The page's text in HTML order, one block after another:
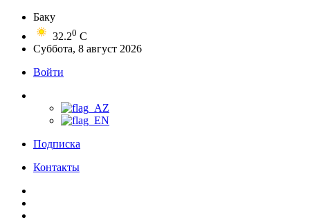
Баку
32.20 C
Суббота, 8 август 2026
Войти
Подписка
Контакты